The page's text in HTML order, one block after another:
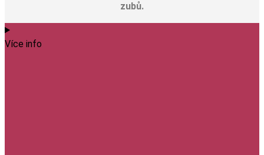
zubů.
Více info